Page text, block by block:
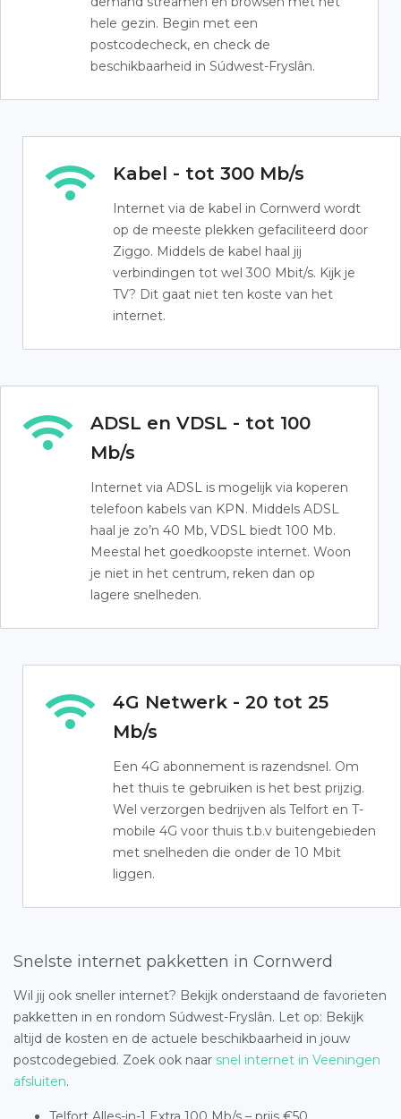
hele gezin. Begin met een
postcodecheck, en check de
beschikbaarheid in Súdwest-Fryslân.
Kabel - tot 300 Mb/s
Internet via de kabel in Cornwerd wordt
op de meeste plekken gefaciliteerd door
Ziggo. Middels de kabel haal jij
verbindingen tot wel 300 Mbit/s. Kijk je
TV? Dit gaat niet ten koste van het
internet.
ADSL en VDSL - tot 100
Mb/s
Internet via ADSL is mogelijk via koperen
telefoon kabels van KPN. Middels ADSL
haal je zo’n 40 Mb, VDSL biedt 100 Mb.
Meestal het goedkoopste internet. Woon
je niet in het centrum, reken dan op
lagere snelheden.
4G Netwerk - 20 tot 25
Mb/s
Een 4G abonnement is razendsnel. Om
het thuis te gebruiken is het best prijzig.
Wel verzorgen bedrijven als Telfort en T-
mobile 4G voor thuis t.b.v buitengebieden
met snelheden die onder de 10 Mbit
liggen.
Snelste internet pakketten in Cornwerd
Wil jij ook sneller internet? Bekijk onderstaand de favorieten
pakketten in en rondom Súdwest-Fryslân. Let op: Bekijk
altijd de kosten en de actuele beschikbaarheid in jouw
postcodegebied. Zoek ook naar snel internet in Veeningen
afsluiten.